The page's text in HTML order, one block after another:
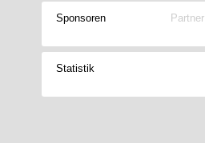
Sponsoren Partner
Statistik